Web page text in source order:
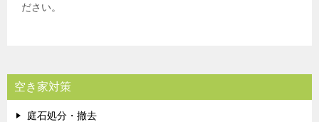
ださい。
空き家対策
庭石処分・撤去